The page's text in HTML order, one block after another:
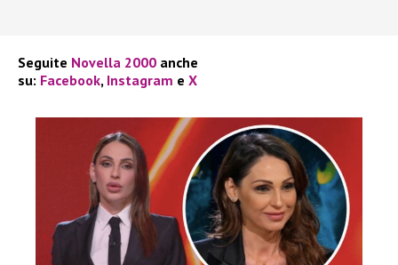
Seguite Novella 2000 anche
su: Facebook, Instagram e X